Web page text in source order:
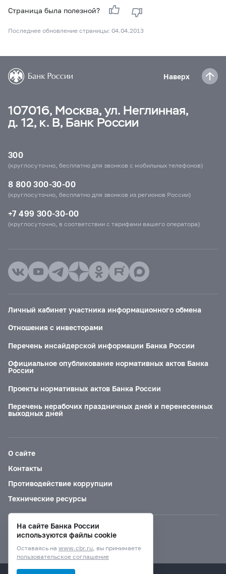
Страница была полезной?
Последнее обновление страницы: 04.04.2013
Наверх
107016, Москва, ул. Неглинная,
д. 12, к. В, Банк России
300
(круглосуточно, бесплатно для звонков с мобильных телефонов)
8 800 300-30-00
(круглосуточно, бесплатно для звонков из регионов России)
+7 499 300-30-00
(круглосуточно, в соответствии с тарифами вашего оператора)
Личный кабинет участника информационного обмена
Отношения с инвесторами
Перечень инсайдерской информации Банка России
Официальное опубликование нормативных актов Банка
России
Проекты нормативных актов Банка России
Перечень нерабочих праздничных дней и перенесенных
выходных дней
О сайте
Контакты
Противодействие коррупции
Технические ресурсы
Версия для слабовидящих
На сайте Банка России
используются файлы cookie
Оставаясь на www.cbr.ru, вы принимаете
пользовательское соглашение